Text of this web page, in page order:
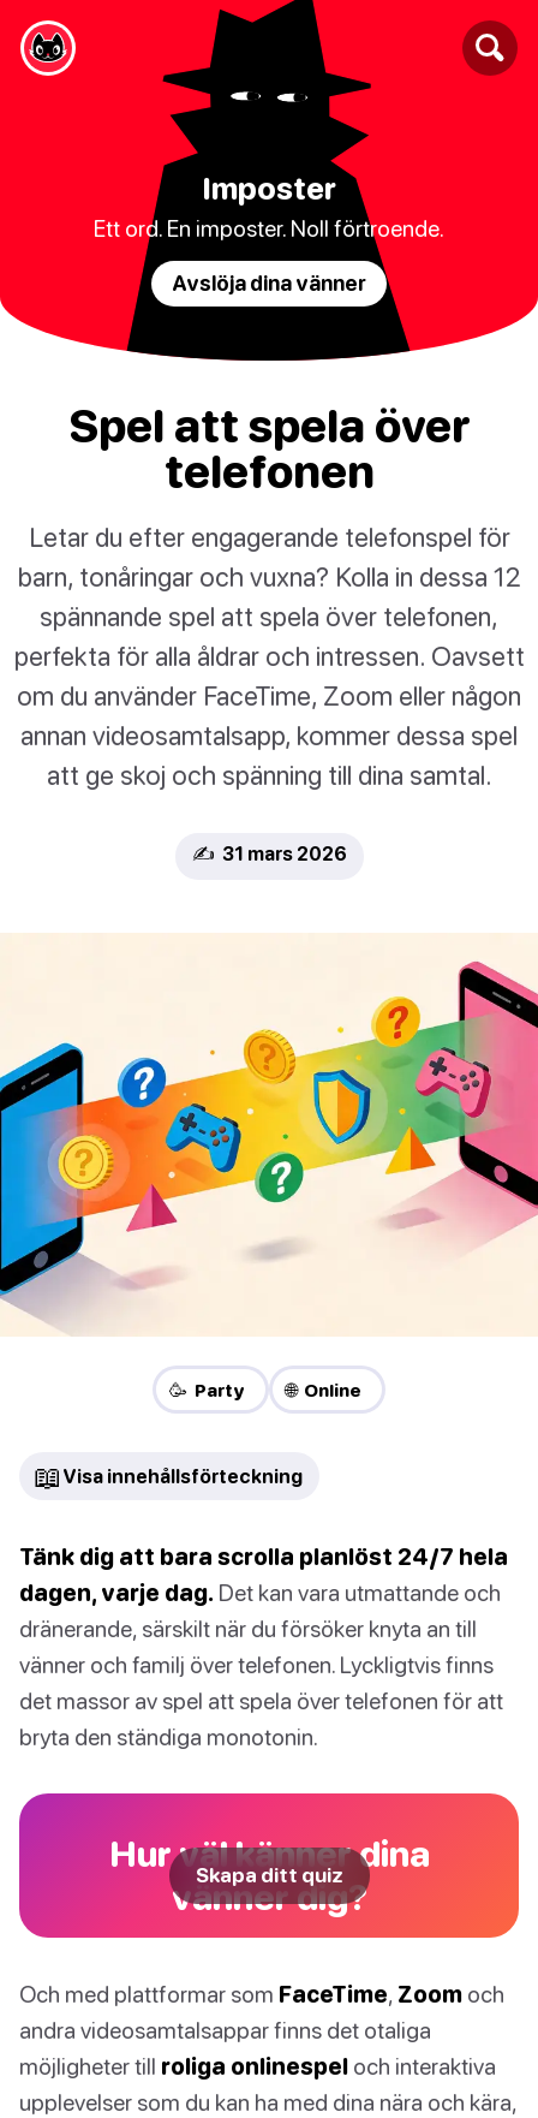
Imposter
Ett ord. En imposter. Noll förtroende.
Avslöja dina vänner
Spel att spela över
telefonen
Letar du efter engagerande telefonspel för
barn, tonåringar och vuxna? Kolla in dessa 12
spännande spel att spela över telefonen,
perfekta för alla åldrar och intressen. Oavsett
om du använder FaceTime, Zoom eller någon
annan videosamtalsapp, kommer dessa spel
att ge skoj och spänning till dina samtal.
✍️ 31 mars 2026
🥳 Party 🌐 Online
📖 Visa innehållsförteckning
Tänk dig att bara scrolla planlöst 24/7 hela
dagen, varje dag. Det kan vara utmattande och
dränerande, särskilt när du försöker knyta an till
vänner och familj över telefonen. Lyckligtvis finns
det massor av spel att spela över telefonen för att
bryta den ständiga monotonin.
Hur väl känner dina
vänner dig?
Skapa ditt quiz
Och med plattformar som FaceTime, Zoom och
andra videosamtalsappar finns det otaliga
möjligheter till roliga onlinespel och interaktiva
upplevelser som du kan ha med dina nära och kära,